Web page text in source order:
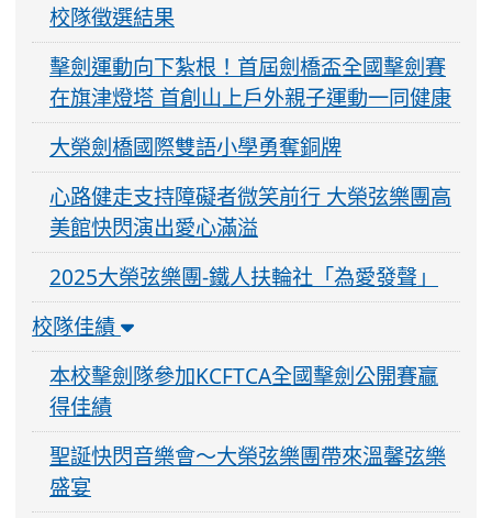
校隊徵選結果
擊劍運動向下紮根！首屆劍橋盃全國擊劍賽
在旗津燈塔 首創山上戶外親子運動一同健康
大榮劍橋國際雙語小學勇奪銅牌
心路健走支持障礙者微笑前行 大榮弦樂團高
美館快閃演出愛心滿溢
2025大榮弦樂團-鐵人扶輪社「為愛發聲」
校隊佳績
本校擊劍隊參加KCFTCA全國擊劍公開賽贏
得佳績
聖誕快閃音樂會～大榮弦樂團帶來溫馨弦樂
盛宴